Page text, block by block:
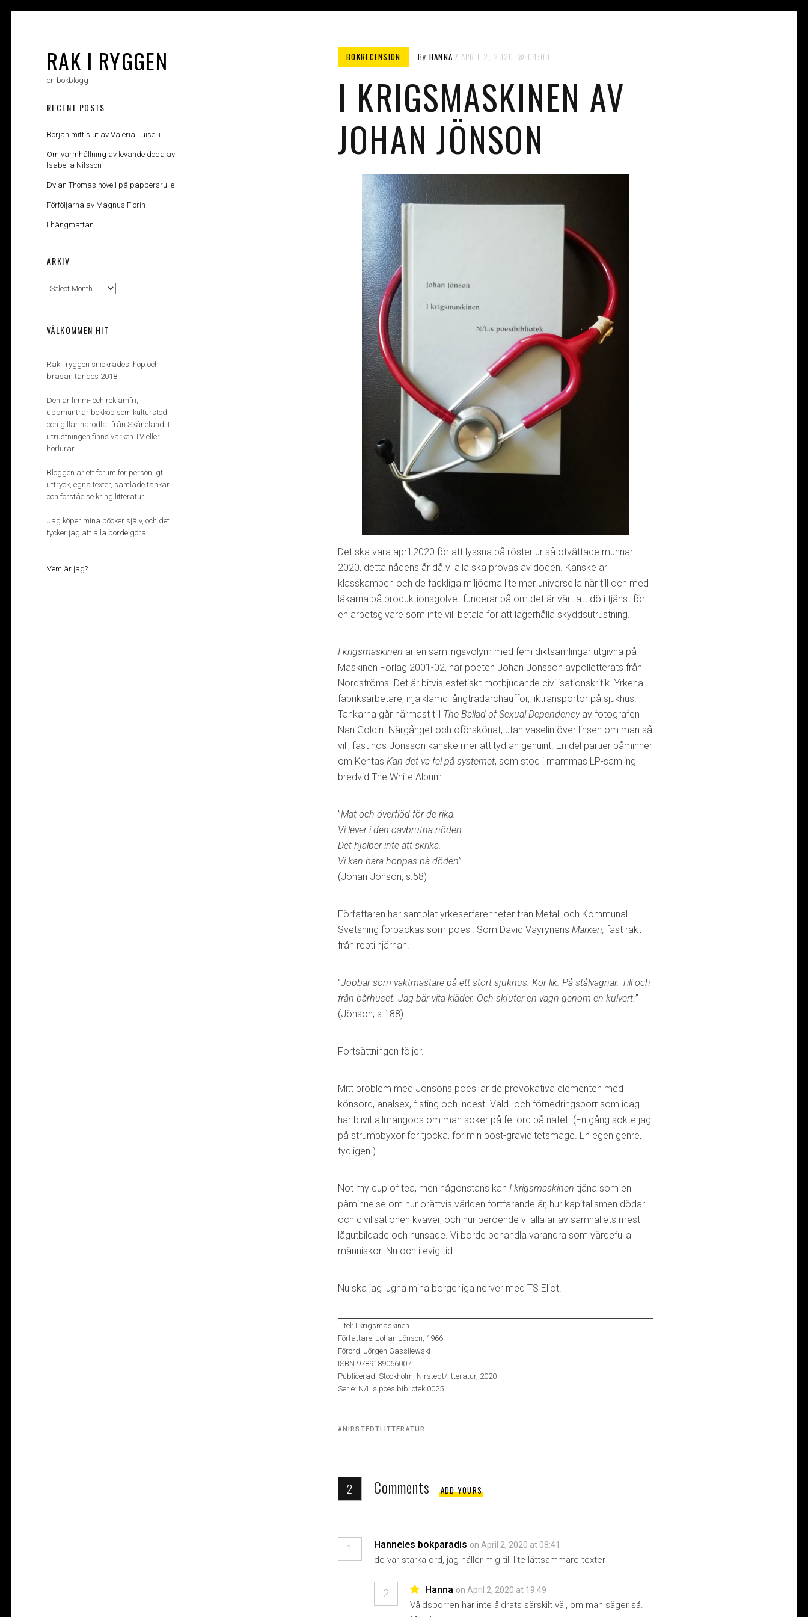
RAK I RYGGEN
en bokblogg
BOKRECENSION By HANNA APRIL 2, 2020 04:00
I KRIGSMASKINEN AV
JOHAN JÖNSON
Det ska vara april 2020 för att lyssna på röster ur så otvättade munnar.
2020, detta nådens år då vi alla ska prövas av döden. Kanske är
klasskampen och de fackliga miljöerna lite mer universella när till och med
läkarna på produktionsgolvet funderar på om det är värt att dö i tjänst för
en arbetsgivare som inte vill betala för att lagerhålla skyddsutrustning.
I krigsmaskinen är en samlingsvolym med fem diktsamlingar utgivna på
Maskinen Förlag 2001-02, när poeten Johan Jönsson avpolletterats från
Nordströms. Det är bitvis estetiskt motbjudande civilisationskritik. Yrkena
fabriksarbetare, ihjälklämd långtradarchaufför, liktransportör på sjukhus.
Tankarna går närmast till The Ballad of Sexual Dependencyav fotografen
Nan Goldin. Närgånget och oförskönat, utan vaselin över linsen om man så
vill, fast hos Jönsson kanske mer attityd än genuint. En del partier påminner
om Kentas Kan det va fel på systemet, som stod i mammas LP-samling
bredvid The White Album:
”Mat och överflöd för de rika.
Vi lever i den oavbrutna nöden.
Det hjälper inte att skrika.
Vi kan bara hoppas på döden”
(Johan Jönson, s.58)
Författaren har samplat yrkeserfarenheter från Metall och Kommunal.
Svetsning förpackas som poesi. Som David Väyrynens Marken, fast rakt
från reptilhjärnan.
”Jobbar som vaktmästare på ett stort sjukhus. Kör lik. På stålvagnar. Till och
från bårhuset. Jag bär vita kläder. Och skjuter en vagn genom en kulvert.”
(Jönson, s.188)
Fortsättningen följer.
Mitt problem med Jönsons poesi är de provokativa elementen med
könsord, analsex, fisting och incest. Våld- och förnedringsporr som idag
har blivit allmängods om man söker på fel ord på nätet. (En gång sökte jag
på strumpbyxor för tjocka, för min post-graviditetsmage. En egen genre,
tydligen.)
Not my cup of tea, men någonstans kan I krigsmaskinen tjäna som en
påminnelse om hur orättvis världen fortfarande är, hur kapitalismen dödar
och civilisationen kväver, och hur beroende vi alla är av samhällets mest
lågutbildade och hunsade. Vi borde behandla varandra som värdefulla
människor. Nu och i evig tid.
Nu ska jag lugna mina borgerliga nerver med TS Eliot.
Titel: I krigsmaskinen
Författare: Johan Jönson, 1966-
Förord: Jörgen Gassilewski
ISBN 9789189066007
Publicerad: Stockholm, Nirstedt/litteratur, 2020
Serie: N/L:s poesibibliotek 0025
Tagged
NIRSTEDTLITTERATUR
2 Comments ADD YOURS
1 Hanneles bokparadis on April 2, 2020 at 08:41
de var starka ord, jag håller mig till lite lättsammare texter
2 Hanna on April 2, 2020 at 19:49
Våldsporren har inte åldrats särskilt väl, om man säger så.
RECENT POSTS
Början mitt slut av Valeria Luiselli
Om varmhållning av levande döda av
Isabella Nilsson
Dylan Thomas novell på pappersrulle
Förföljarna av Magnus Florin
I hängmattan
ARKIV
Arkiv
VÄLKOMMEN HIT
Rak i ryggen snickrades ihop och
brasan tändes 2018.
Den är limm- och reklamfri,
uppmuntrar bokköp som kulturstöd,
och gillar närodlat från Skåneland. I
utrustningen finns varken TV eller
hörlurar.
Bloggen är ett forum för personligt
uttryck, egna texter, samlade tankar
och förståelse kring litteratur.
Jag köper mina böcker själv, och det
tycker jag att alla borde göra.
Vem är jag?